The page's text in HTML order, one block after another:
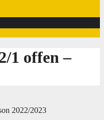
1 offen –
2022/2023